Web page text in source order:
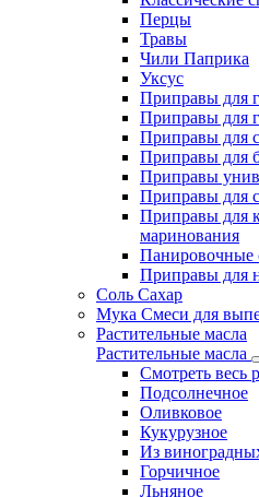
Перцы
Травы
Чили Паприка
Уксус
Приправы для
Приправы для
Приправы для
Приправы для
Приправы
Приправы для
Приправы для
маринования
Панировочные
Приправы для
Соль Сахар
Мука Смеси для
Растительные масла
Растительные масла
Смотреть весь
Подсолнечное
Оливковое
Кукурузное
Из
Горчичное
Льняное